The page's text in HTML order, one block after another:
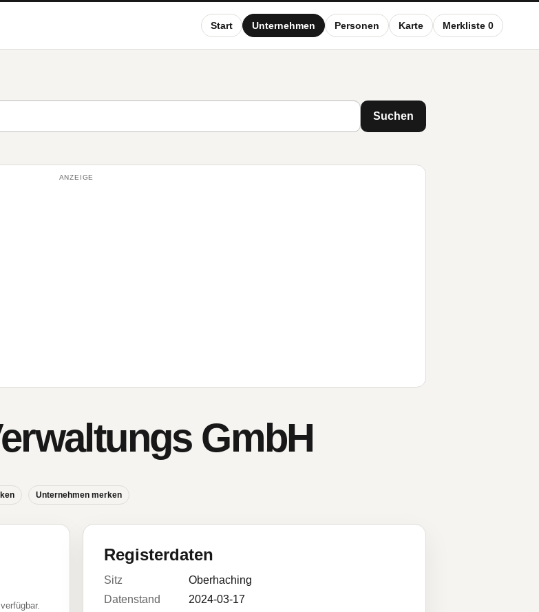
Start Unternehmen Personen Karte Merkliste 0
Suchen
ANZEIGE
GmbH
Unternehmen merken
Registerdaten
Sitz
Oberhaching
Datenstand
2024-03-17